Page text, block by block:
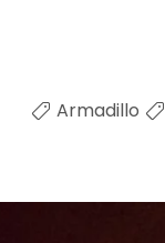
Armadillo